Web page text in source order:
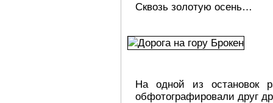
Сквозь золотую осень…
На одной из остановок
обфотографировали друг